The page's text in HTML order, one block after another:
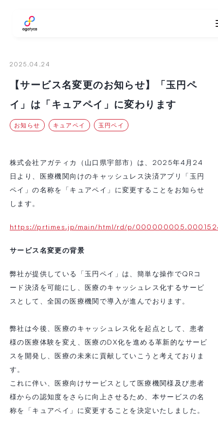
2025.04.24
【サービス名変更のお知らせ】「玉円ペ
イ」は「キュアペイ」に変わります
お知らせ キュアペイ 玉円ペイ
株式会社アガティカ（山口県宇部市）は、2025年4月24
日より、医療機関向けのキャッシュレス決済アプリ「玉円
ペイ」の名称を「キュアペイ」に変更することをお知らせ
します。
https://prtimes.jp/main/html/rd/p/
サービス名変更の背景
弊社が提供している「玉円ペイ」は、簡単な操作でQRコ
ード決済を可能にし、医療のキャッシュレス化するサービ
スとして、全国の医療機関で導入が進んでおります。
弊社は今後、医療のキャッシュレス化を起点として、患者
様の医療体験を変え、医療のDX化を進める革新的なサービ
スを開発し、医療の未来に貢献していこうと考えておりま
す。
これに伴い、医療向けサービスとして医療機関様及び患者
様からの認知度をさらに向上させるため、本サービスの名
称を「キュアペイ」に変更することを決定いたしました。